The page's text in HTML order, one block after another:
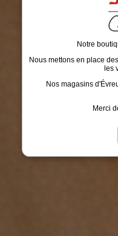
Notre
Nous mettons en place
les
Nos magasins
Merci